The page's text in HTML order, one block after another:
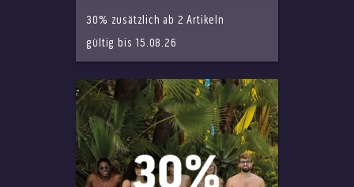
30% zusätzlich ab 2 Artikeln
gültig bis 15.08.26